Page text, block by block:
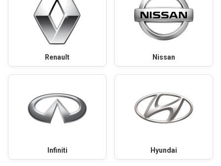
Renault Nissan
Infiniti Hyundai